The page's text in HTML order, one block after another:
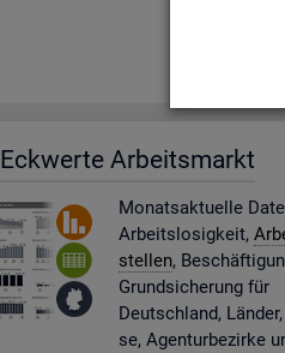
Eck­wer­te Ar­beits­markt
Mo­nats­ak­tu­el­le
Ar­beits­lo­sig­keit,
stel­len,
Grund­si­che­rung für
Deutsch­land,
se, Agen­tur­be­zir­ke